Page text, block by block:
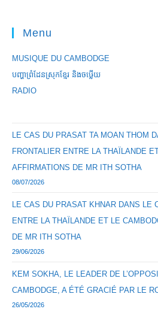
Menu
MUSIQUE DU CAMBODGE
បញ្ហាព្រំដែនស្រុកខ្មែរ និងចឞ្លើយ
RADIO
LE CAS DU PRASAT TA MOAN THOM
FRONTALIER ENTRE LA THAÏLANDE
AFFIRMATIONS DE MR ITH SOTHA
08/07/2026
LE CAS DU PRASAT KHNAR DANS LE
ENTRE LA THAÏLANDE ET LE
DE MR ITH SOTHA
29/06/2026
KEM SOKHA, LE LEADER DE
CAMBODGE, A ÉTÉ GRACIÉ PAR LE
26/05/2026